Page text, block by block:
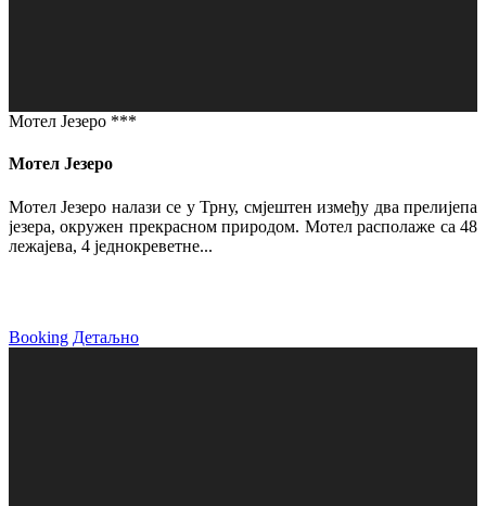
Мотел Језеро ***
Мотел Језеро
Мотел Језеро налази се у Трну, смјештен између два прелијепа
језера, окружен прекрасном природом. Мотел располаже са 48
лежајева, 4 једнокреветне...
Booking Детаљно